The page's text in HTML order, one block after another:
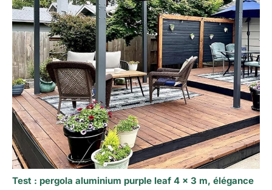
Test : pergola aluminium purple leaf 4 x 3 m, élégance